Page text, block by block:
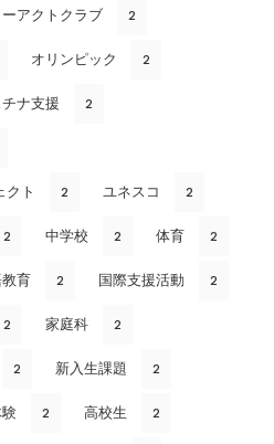
アクトクラブ 2
オリンピック 2
ナ支援 2
ト 2 ユネスコ 2
2 中学校 2 体育 2
育 2 国際支援活動 2
2 家庭科 2
2 新入生課題 2
2 高校生 2